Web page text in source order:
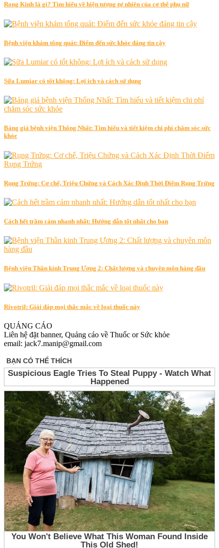
Rong Kinh là gì? Tìm hiểu về hiện tượng tự nhiên của cơ thể phụ nữ
Bệnh viện khám tổng quát: Điểm đến sức khỏe đáng tin cậy
Sữa Lumiar có tốt không: Lợi ích và cách sử dụng
Bảng giá bệnh viện Thống Nhất: Tìm hiểu và tiết kiệm chi phí chăm sóc sức
khỏe
Rụng Trứng: Cơ chế, Triệu Chứng và Cách Xác Định Thời Điểm Rụng Trứng
Cách hết trầm cảm nhanh nhất: Hướng dẫn tốt nhất cho bạn
Bệnh viện Thần kinh Trung Ương 2: Chất lượng và chuyên môn hàng đầu
Rivotril: Giải đáp mọi thắc mắc về loại thuốc này
QUẢNG CÁO
Liên hệ đặt banner, Quảng cáo về Thuốc or Sức khỏe
email: jack7.manip@gmail.com